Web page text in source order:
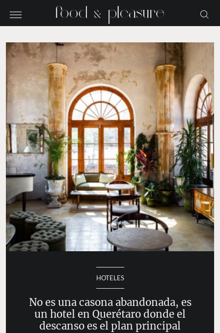
HOTELES
No es una casona abandonada, es
un hotel en Querétaro donde el
descanso es el plan principal